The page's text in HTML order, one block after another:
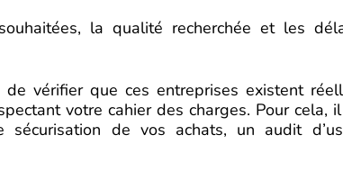
la qualité recherchée et les
vérifier que ces entreprises existent
votre cahier des charges. Pour cela,
de vos achats, un audit